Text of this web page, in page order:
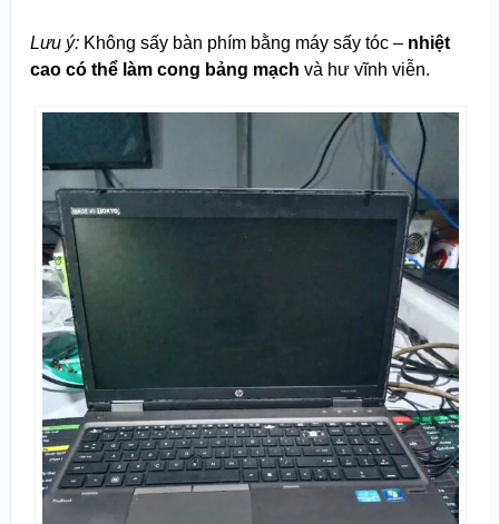
Lưu ý:Không sấy bàn phím bằng máy sấy tóc – nhiệt
cao có thể làm cong bảng mạch và hư vĩnh viễn.